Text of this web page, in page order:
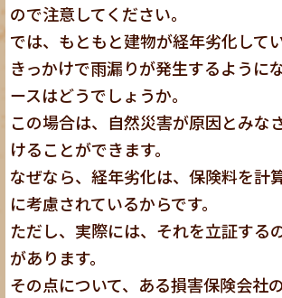
ので注意してください。
では、もともと建物が経年劣化して
きっかけで雨漏りが発生するように
ースはどうでしょうか。
この場合は、自然災害が原因とみな
けることができます。
なぜなら、経年劣化は、保険料を計
に考慮されているからです。
ただし、実際には、それを立証する
があります。
その点について、ある損害保険会社